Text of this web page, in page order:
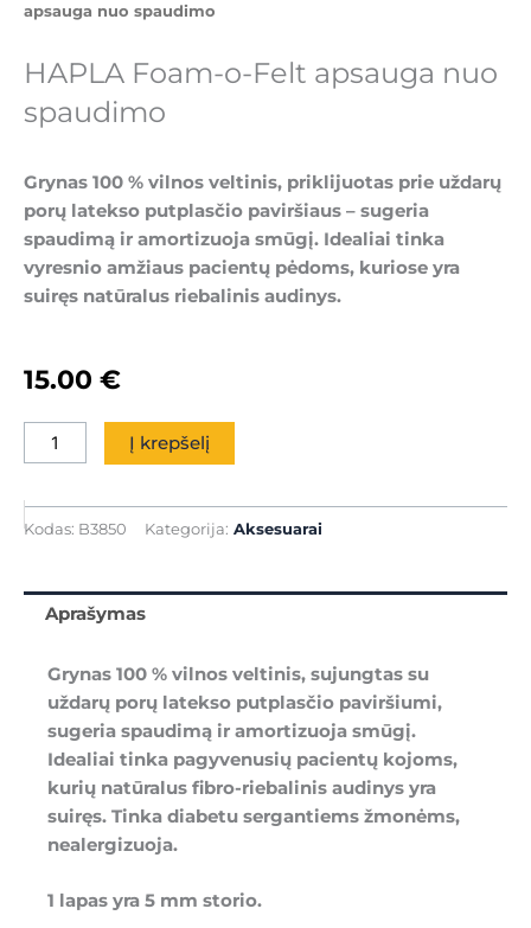
apsauga nuo spaudimo
HAPLA Foam-o-Felt apsauga nuo
spaudimo
Grynas 100 % vilnos veltinis, priklijuotas prie uždarų
porų latekso putplasčio paviršiaus – sugeria
spaudimą ir amortizuoja smūgį. Idealiai tinka
vyresnio amžiaus pacientų pėdoms, kuriose yra
suiręs natūralus riebalinis audinys.
15.00 €
produkto
kiekis:
Foam-
apsauga
spaudimo
Į krepšelį
Kodas: B3850 Kategorija: Aksesuarai
Aprašymas
Grynas 100 % vilnos veltinis, sujungtas su
uždarų porų latekso putplasčio paviršiumi,
sugeria spaudimą ir amortizuoja smūgį.
Idealiai tinka pagyvenusių pacientų kojoms,
kurių natūralus fibro-riebalinis audinys yra
suiręs. Tinka diabetu sergantiems žmonėms,
nealergizuoja.
1 lapas yra 5 mm storio.